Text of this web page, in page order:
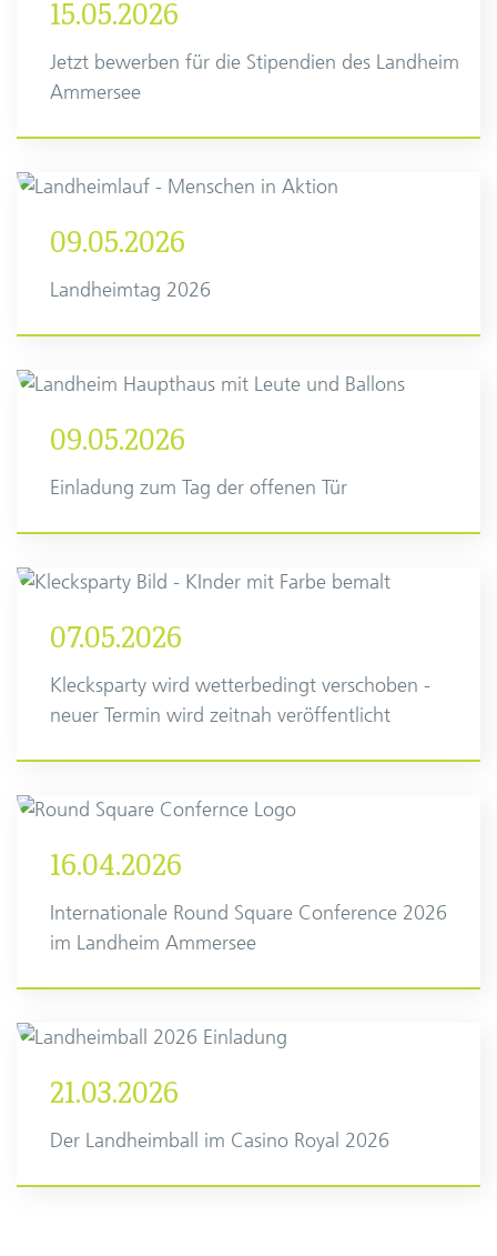
15.05.2026
Jetzt bewerben für die Stipendien des Landheim
Ammersee
09.05.2026
Landheimtag 2026
09.05.2026
Einladung zum Tag der offenen Tür
07.05.2026
Klecksparty wird wetterbedingt verschoben -
neuer Termin wird zeitnah veröffentlicht
16.04.2026
Internationale Round Square Conference 2026
im Landheim Ammersee
21.03.2026
Der Landheimball im Casino Royal 2026